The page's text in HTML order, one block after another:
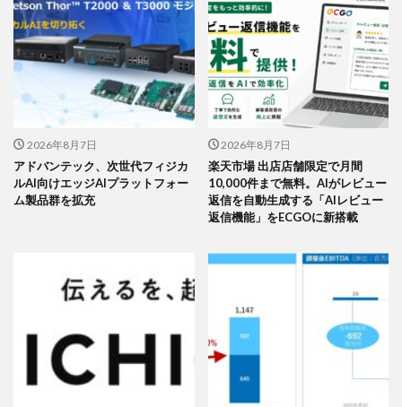
2026年8月7日
アドバンテック、次世代フィジカ
ルAI向けエッジAIプラットフォー
ム製品群を拡充
2026年8月7日
楽天市場 出店店舗限定で月間
10,000件まで無料。AIがレビュー
返信を自動生成する「AIレビュー
返信機能」をECGOに新搭載